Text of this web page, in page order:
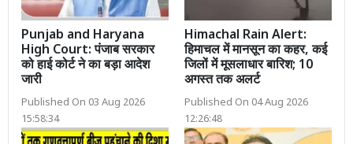
Punjab and Haryana
High Court: पंजाब सरकार
को हाई कोर्ट ने का बड़ा आदेश
जारी
Published On 03 Aug 2026
15:58:34
Himachal Rain Alert:
हिमाचल में मानसून का कहर, कई
जिलों में मूसलाधार बारिश; 10
अगस्त तक अलर्ट
Published On 04 Aug 2026
12:26:48